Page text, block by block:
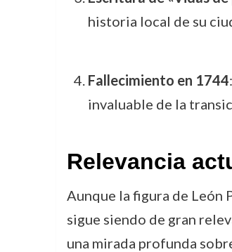
historia local de su
Fallecimiento en 1744
invaluable de la
Relevancia
Aunque la figura de León
sigue siendo de gran
una mirada profunda